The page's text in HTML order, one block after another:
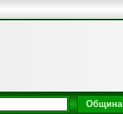
Община